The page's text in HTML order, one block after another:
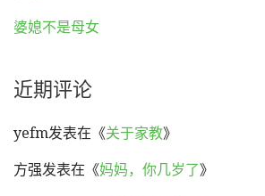
婆媳不是母女
近期评论
yefm发表在《关于家教》
方强发表在《妈妈，你几岁了》